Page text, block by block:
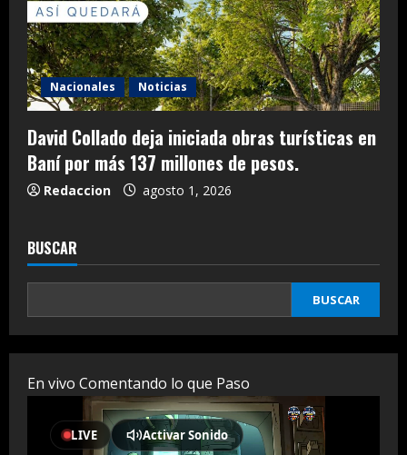
Nacionales Noticias
David Collado deja iniciada obras turísticas en
Baní por más 137 millones de pesos.
Redaccion agosto 1, 2026
BUSCAR
BUSCAR
En vivo Comentando lo que Paso